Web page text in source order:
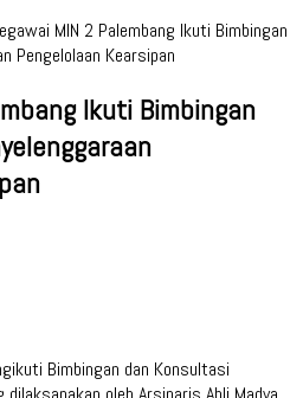
MIN 2 Palembang Ikuti Bimbingan
Pengelolaan Kearsipan
Ikuti Bimbingan
Bimbingan dan Konsultasi